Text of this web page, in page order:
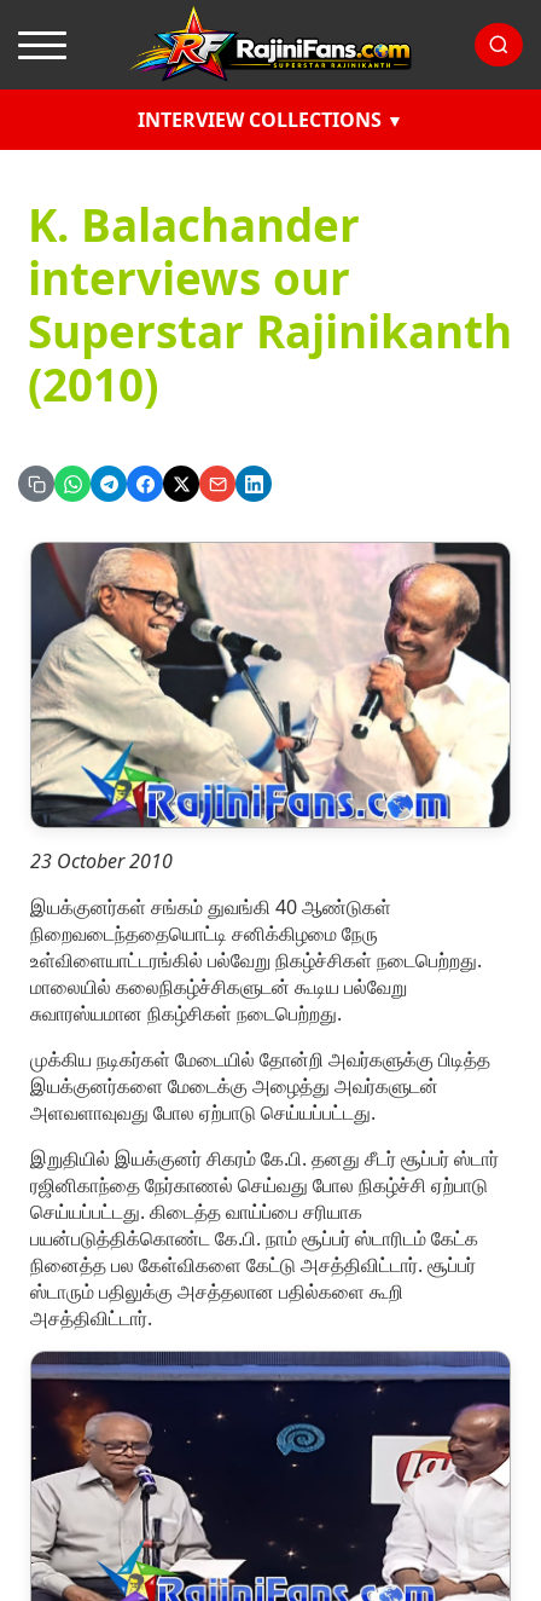
INTERVIEW COLLECTIONS
K. Balachander
interviews our
Superstar Rajinikanth
(2010)
23 October 2010
இயக்குனர்கள் சங்கம் துவங்கி 40 ஆண்டுகள்
நிறைவடைந்ததையொட்டி சனிக்கிழமை நேரு
உள்விளையாட்டரங்கில் பல்வேறு நிகழ்ச்சிகள் நடைபெற்றது.
மாலையில் கலைநிகழ்ச்சிகளுடன் கூடிய பல்வேறு
சுவாரஸ்யமான நிகழ்சிகள் நடைபெற்றது.
முக்கிய நடிகர்கள் மேடையில் தோன்றி அவர்களுக்கு பிடித்த
இயக்குனர்களை மேடைக்கு அழைத்து அவர்களுடன்
அளவளாவுவது போல ஏற்பாடு செய்யப்பட்டது.
இறுதியில் இயக்குனர் சிகரம் கே.பி. தனது சீடர் சூப்பர் ஸ்டார்
ரஜினிகாந்தை நேர்காணல் செய்வது போல நிகழ்ச்சி ஏற்பாடு
செய்யப்பட்டது. கிடைத்த வாய்ப்பை சரியாக
பயன்படுத்திக்கொண்ட கே.பி. நாம் சூப்பர் ஸ்டாரிடம் கேட்க
நினைத்த பல கேள்விகளை கேட்டு அசத்திவிட்டார். சூப்பர்
ஸ்டாரும் பதிலுக்கு அசத்தலான பதில்களை கூறி
அசத்திவிட்டார்.